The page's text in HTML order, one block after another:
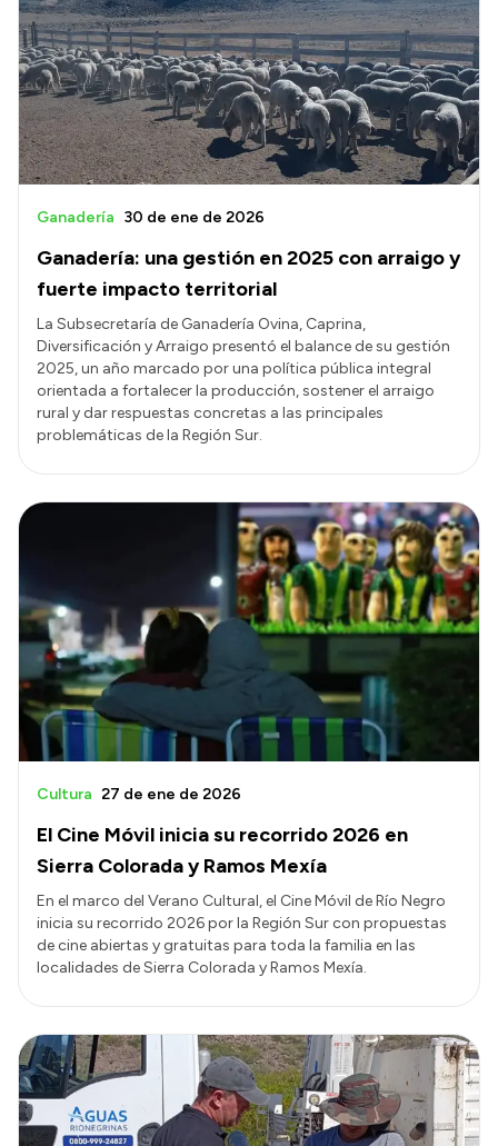
Ganadería: una gestión en 2025 con arraigo y
fuerte impacto territorial
Ganadería 30 de ene de 2026
La Subsecretaría de Ganadería Ovina, Caprina,
Diversificación y Arraigo presentó el balance de su gestión
2025, un año marcado por una política pública integral
orientada a fortalecer la producción, sostener el arraigo
rural y dar respuestas concretas a las principales
problemáticas de la Región Sur.
El Cine Móvil inicia su recorrido 2026 en
Sierra Colorada y Ramos Mexía
Cultura 27 de ene de 2026
En el marco del Verano Cultural, el Cine Móvil de Río Negro
inicia su recorrido 2026 por la Región Sur con propuestas
de cine abiertas y gratuitas para toda la familia en las
localidades de Sierra Colorada y Ramos Mexía.